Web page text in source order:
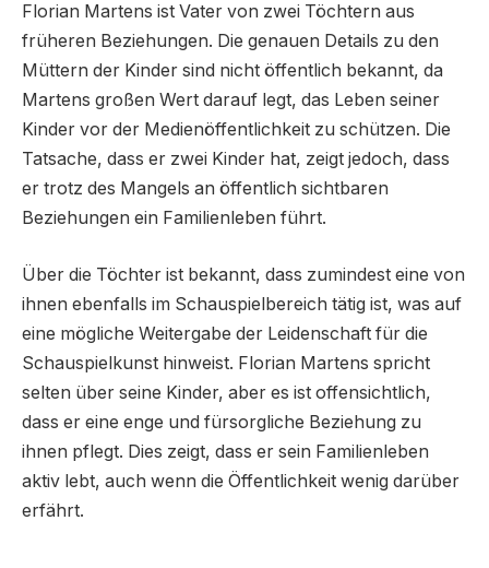
Florian Martens ist Vater von zwei Töchtern aus
früheren Beziehungen. Die genauen Details zu den
Müttern der Kinder sind nicht öffentlich bekannt, da
Martens großen Wert darauf legt, das Leben seiner
Kinder vor der Medienöffentlichkeit zu schützen. Die
Tatsache, dass er zwei Kinder hat, zeigt jedoch, dass
er trotz des Mangels an öffentlich sichtbaren
Beziehungen ein Familienleben führt.
Über die Töchter ist bekannt, dass zumindest eine von
ihnen ebenfalls im Schauspielbereich tätig ist, was auf
eine mögliche Weitergabe der Leidenschaft für die
Schauspielkunst hinweist. Florian Martens spricht
selten über seine Kinder, aber es ist offensichtlich,
dass er eine enge und fürsorgliche Beziehung zu
ihnen pflegt. Dies zeigt, dass er sein Familienleben
aktiv lebt, auch wenn die Öffentlichkeit wenig darüber
erfährt.